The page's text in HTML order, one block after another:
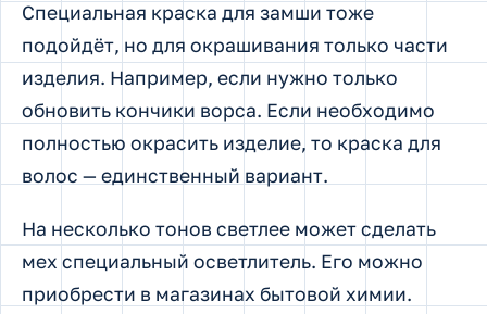
Специальная краска для замши тоже
подойдёт, но для окрашивания только части
изделия. Например, если нужно только
обновить кончики ворса. Если необходимо
полностью окрасить изделие, то краска для
волос — единственный вариант.
На несколько тонов светлее может сделать
мех специальный осветлитель. Его можно
приобрести в магазинах бытовой химии.